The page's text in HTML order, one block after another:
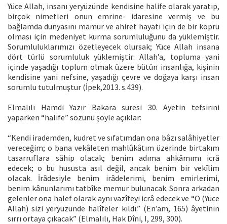
Yüce Allah, insanı yeryüzünde kendisine halife olarak yaratıp,
birçok nimetleri onun emrine- idaresine vermiş ve bu
bağlamda dünyasını mamur ve ahiret hayatı için de bir köprü
olması için medeniyet kurma sorumluluğunu da yüklemiştir.
Sorumluluklarımızı özetleyecek olursak; Yüce Allah insana
dört türlü sorumluluk yüklemiştir: Allah’a, topluma yani
içinde yaşadığı toplum olmak üzere bütün insanlığa, kişinin
kendisine yani nefsine, yaşadığı çevre ve doğaya karşı insan
sorumlu tutulmuştur (İpek,2013. s.439).
Elmalılı Hamdi Yazır Bakara suresi 30. Ayetin tefsirini
yaparken “halife” sözünü şöyle açıklar:
“Kendi irademden, kudret ve sıfatımdan ona bâzı salâhiyetler
vereceğim; o bana vekâleten mahlûkâtım üzerinde birtakım
tasarruflara sâhip olacak; benim adıma ahkâmımı icrâ
edecek; o bu hususta asıl değil, ancak benim bir vekîlim
olacak. İrâdesiyle benim irâdelerimi, benim emirlerimi,
benim kânunlarımı tatbîke memur bulunacak. Sonra arkadan
gelenler ona halef olarak aynı vazîfeyi icrâ edecek ve “O (Yüce
Allah) sizi yeryüzünde halîfeler kıldı.” (En’am, 165) âyetinin
sırrı ortaya çıkacak” (Elmalılı, Hak Dîni, I, 299, 300).